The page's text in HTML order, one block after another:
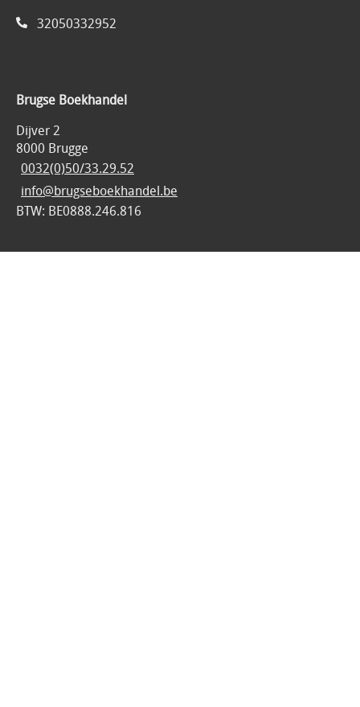
32050332952
Brugse Boekhandel
Dijver 2
8000 Brugge
0032(0)50/33.29.52
info@brugseboekhandel.be
BTW: BE0888.246.816